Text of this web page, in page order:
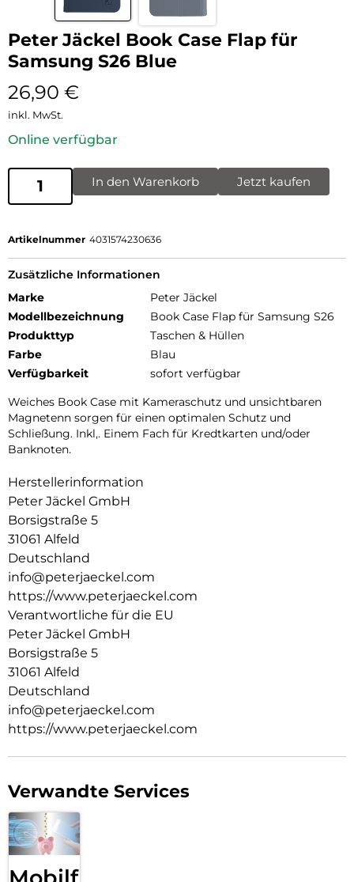
Peter Jäckel Book Case Flap für
Samsung S26 Blue
26,90 €
inkl. MwSt.
Online verfügbar
In den Warenkorb Jetzt kaufen
Artikelnummer 4031574230636
Zusätzliche Informationen
Marke
Peter Jäckel
Modellbezeichnung
Book Case Flap für Samsung S26
Produkttyp
Taschen & Hüllen
Farbe
Blau
Verfügbarkeit
sofort verfügbar
Weiches Book Case mit Kameraschutz und unsichtbaren
Magnetenn sorgen für einen optimalen Schutz und
Schließung. Inkl,. Einem Fach für Kredtkarten und/oder
Banknoten.
Herstellerinformation
Peter Jäckel GmbH
Borsigstraße 5
31061 Alfeld
Deutschland
info@peterjaeckel.com
https://www.peterjaeckel.com
Verantwortliche für die EU
Peter Jäckel GmbH
Borsigstraße 5
31061 Alfeld
Deutschland
info@peterjaeckel.com
https://www.peterjaeckel.com
Verwandte Services